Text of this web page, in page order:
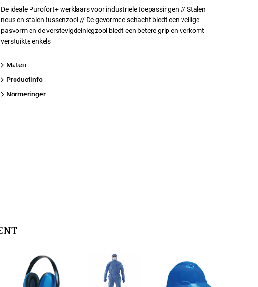
De ideale Purofort+ werklaars voor industriele toepassingen // Stalen
neus en stalen tussenzool // De gevormde schacht biedt een veilige
pasvorm en de verstevigdeinlegzool biedt een betere grip en verkomt
verstuikte enkels
Maten
productinfo
normeringen